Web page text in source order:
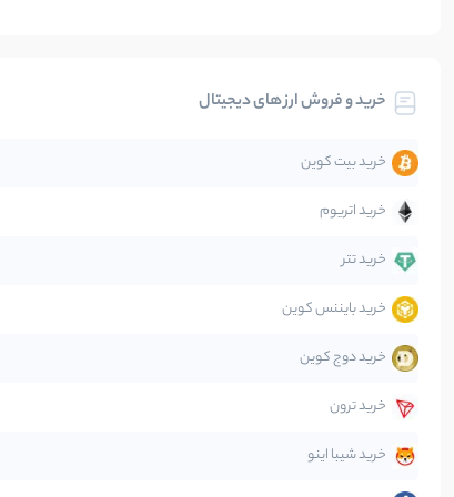
تحلیل
جهان
دیفای
صرافی‌ها
قانون‌گذاری
متاورس
خرید و فروش ارز های دیجیتال
خرید بیت کوین
خرید اتریوم
خرید تتر
خرید بایننس کوین
خرید دوج کوین
خرید ترون
خرید شیبا اینو